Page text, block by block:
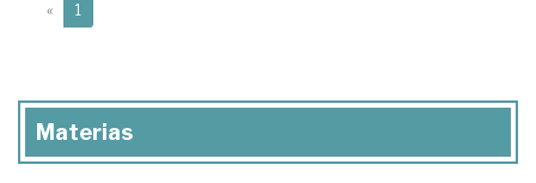
« 1
Materias